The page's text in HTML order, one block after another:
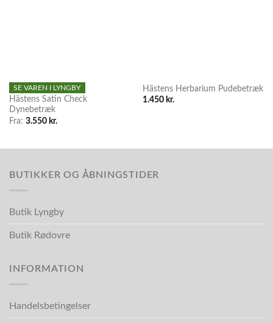
SE VAREN I LYNGBY
Hästens Satin Check
Dynebetræk
Fra: 3.550 kr.
Hästens Herbarium Pudebetræk
1.450 kr.
BUTIKKER OG ÅBNINGSTIDER
Butik Lyngby
Butik Rødovre
INFORMATION
Handelsbetingelser